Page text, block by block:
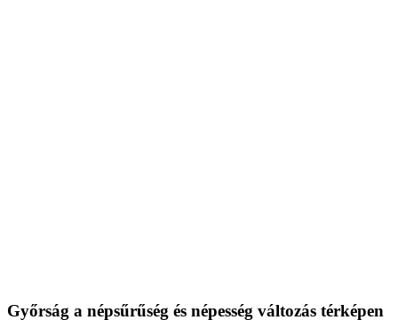
Győrság a népsűrűség és népesség változás térképen